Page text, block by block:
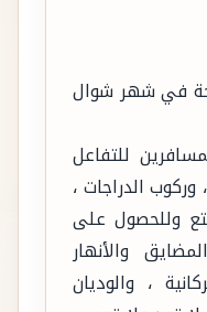
في شهر شوال
للتفاعل
الدراجات ،
وللحصول على
والأنهار
، والوديان